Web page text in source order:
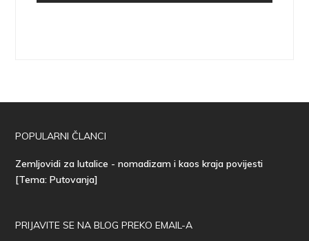
POPULARNI ČLANCI
Zemljovidi za lutalice - nomadizam i kaos kraja povijesti
[Tema: Putovanja]
PRIJAVITE SE NA BLOG PREKO EMAIL-A